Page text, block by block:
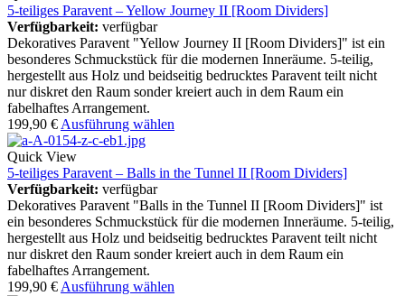
5-teiliges Paravent – Yellow Journey II [Room Dividers]
Verfügbarkeit: verfügbar
Dekoratives Paravent "Yellow Journey II [Room Dividers]" ist ein
besonderes Schmuckstück für die modernen Inneräume. 5-teilig,
hergestellt aus Holz und beidseitig bedrucktes Paravent teilt nicht
nur diskret den Raum sonder kreiert auch in dem Raum ein
fabelhaftes Arrangement.
199,90 € Ausführung wählen
Quick View
5-teiliges Paravent – Balls in the Tunnel II [Room Dividers]
Verfügbarkeit: verfügbar
Dekoratives Paravent "Balls in the Tunnel II [Room Dividers]" ist
ein besonderes Schmuckstück für die modernen Inneräume. 5-teilig,
hergestellt aus Holz und beidseitig bedrucktes Paravent teilt nicht
nur diskret den Raum sonder kreiert auch in dem Raum ein
fabelhaftes Arrangement.
199,90 € Ausführung wählen